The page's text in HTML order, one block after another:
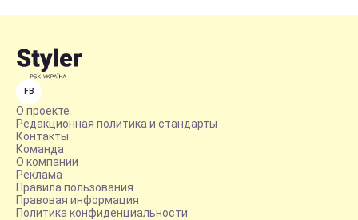
FB
О проекте
Редакционная политика и стандарты
Контакты
Команда
О компании
Реклама
Правила пользования
Правовая информация
Политика конфиденциальности